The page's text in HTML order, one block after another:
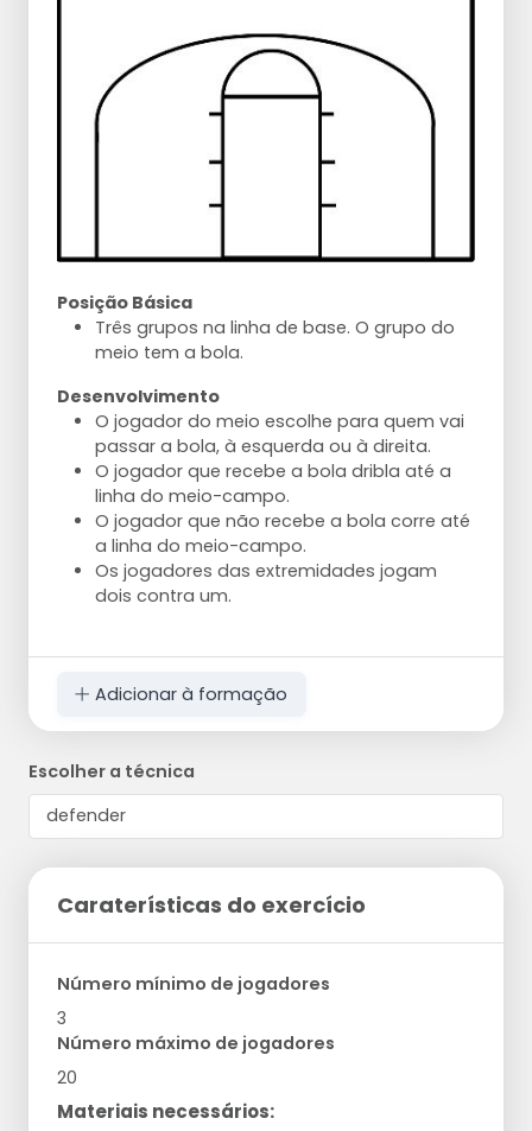
Posição Básica
Três grupos na linha de base. O grupo do
meio tem a bola.
Desenvolvimento
O jogador do meio escolhe para quem vai
passar a bola, à esquerda ou à direita.
O jogador que recebe a bola dribla até a
linha do meio-campo.
O jogador que não recebe a bola corre até
a linha do meio-campo.
Os jogadores das extremidades jogam
dois contra um.
Adicionar à formação
Escolher a técnica
Caraterísticas do exercício
Número mínimo de jogadores
3
Número máximo de jogadores
20
Materiais necessários: